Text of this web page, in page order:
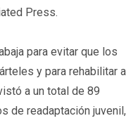
Press.
para evitar que los
y para rehabilitar a
a un total de 89
de readaptación juvenil,